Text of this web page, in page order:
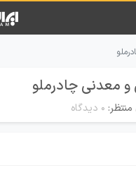
معدنی چادرملو
۰ دیدگاه